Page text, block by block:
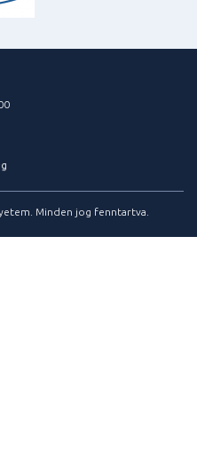
Minden jog fenntartva.